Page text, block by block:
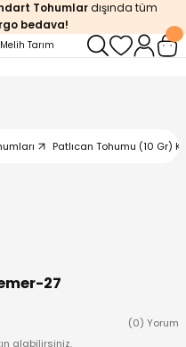
Tohumlardışında tüm
bedava!
Patlıcan Tohumu (10 Gr)
27
(0) Yorum
alabilirsiniz.